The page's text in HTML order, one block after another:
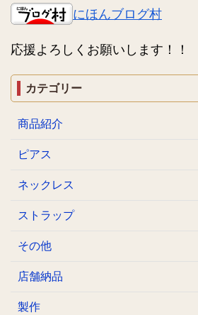
にほんブログ村
応援よろしくお願いします！！
カテゴリー
商品紹介
ピアス
ネックレス
ストラップ
その他
店舗納品
製作